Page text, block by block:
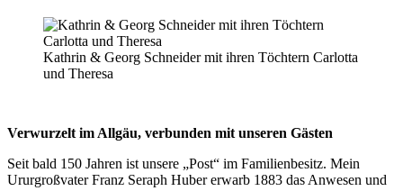
Kathrin & Georg Schneider mit ihren Töchtern Carlotta
und Theresa
Verwurzelt im Allgäu, verbunden mit unseren Gästen
Seit bald 150 Jahren ist unsere „Post“ im Familienbesitz. Mein
Ururgroßvater Franz Seraph Huber erwarb 1883 das Anwesen und